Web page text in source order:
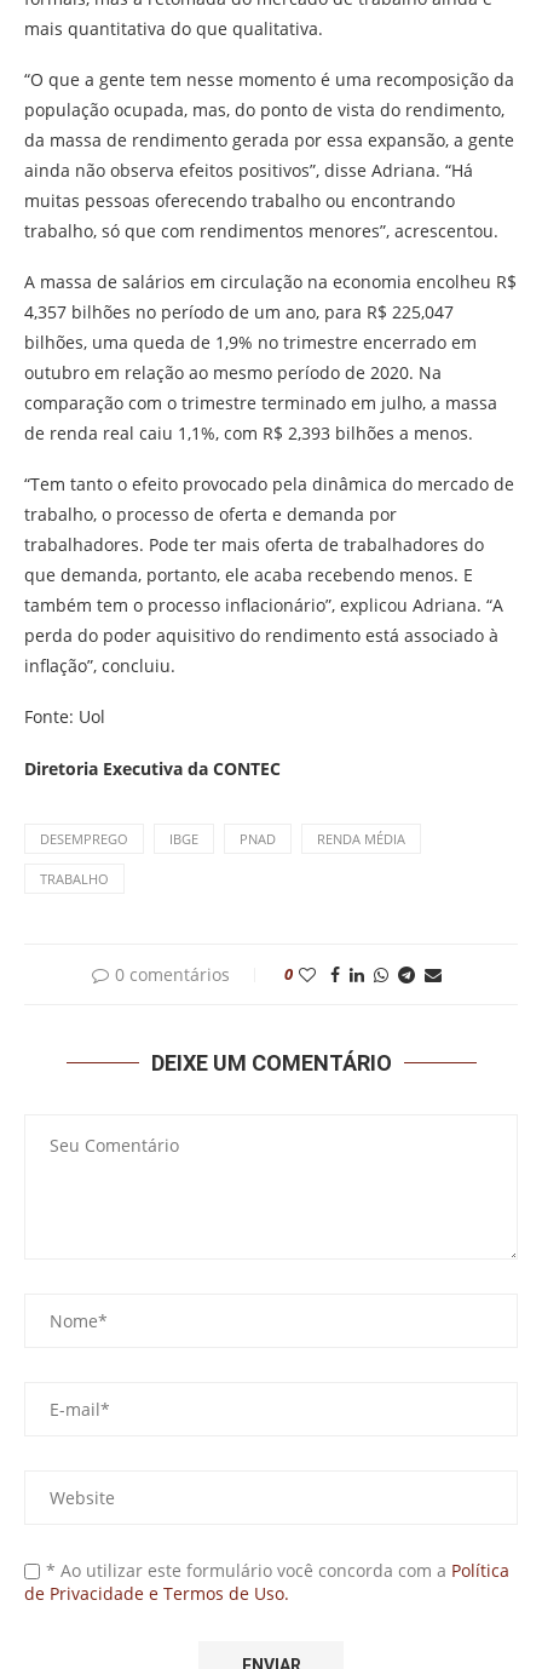
mais quantitativa do que qualitativa.
“O que a gente tem nesse momento é uma recomposição da
população ocupada, mas, do ponto de vista do rendimento,
da massa de rendimento gerada por essa expansão, a gente
ainda não observa efeitos positivos”, disse Adriana. “Há
muitas pessoas oferecendo trabalho ou encontrando
trabalho, só que com rendimentos menores”, acrescentou.
A massa de salários em circulação na economia encolheu R$
4,357 bilhões no período de um ano, para R$ 225,047
bilhões, uma queda de 1,9% no trimestre encerrado em
outubro em relação ao mesmo período de 2020. Na
comparação com o trimestre terminado em julho, a massa
de renda real caiu 1,1%, com R$ 2,393 bilhões a menos.
“Tem tanto o efeito provocado pela dinâmica do mercado de
trabalho, o processo de oferta e demanda por
trabalhadores. Pode ter mais oferta de trabalhadores do
que demanda, portanto, ele acaba recebendo menos. E
também tem o processo inflacionário”, explicou Adriana. “A
perda do poder aquisitivo do rendimento está associado à
inflação”, concluiu.
Fonte: Uol
Diretoria Executiva da CONTEC
DESEMPREGO IBGE PNAD RENDA MÉDIA
TRABALHO
0 comentários 0
DEIXE UM COMENTÁRIO
* Ao utilizar este formulário você concorda com a Política
de Privacidade e Termos de Uso.